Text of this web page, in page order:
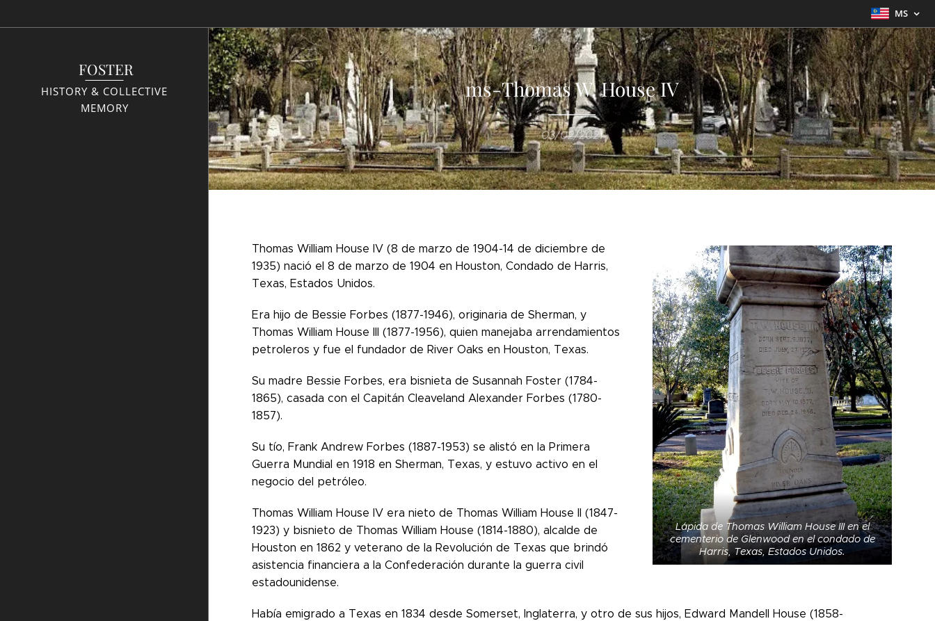
MS
FOSTER
HISTORY & COLLECTIVE
MEMORY
ms-Thomas W. House IV
03/02/2021
Lápida de Thomas William House III en el
cementerio de Glenwood en el condado de
Harris, Texas, Estados Unidos.
Thomas William House IV (8 de marzo de 1904-14 de diciembre de
1935) nació el 8 de marzo de 1904 en Houston, Condado de Harris,
Texas, Estados Unidos.
Era hijo de Bessie Forbes (1877-1946), originaria de Sherman, y
Thomas William House III (1877-1956), quien manejaba arrendamientos
petroleros y fue el fundador de River Oaks en Houston, Texas.
Su madre Bessie Forbes, era bisnieta de Susannah Foster (1784-
1865), casada con el Capitán Cleaveland Alexander Forbes (1780-
1857).
Su tío, Frank Andrew Forbes (1887-1953) se alistó en la Primera
Guerra Mundial en 1918 en Sherman, Texas, y estuvo activo en el
negocio del petróleo.
Thomas William House IV era nieto de Thomas William House II (1847-
1923) y bisnieto de Thomas William House (1814-1880), alcalde de
Houston en 1862 y veterano de la Revolución de Texas que brindó
asistencia financiera a la Confederación durante la guerra civil
estadounidense.
Había emigrado a Texas en 1834 desde Somerset, Inglaterra, y otro de sus hijos, Edward Mandell House (1858-